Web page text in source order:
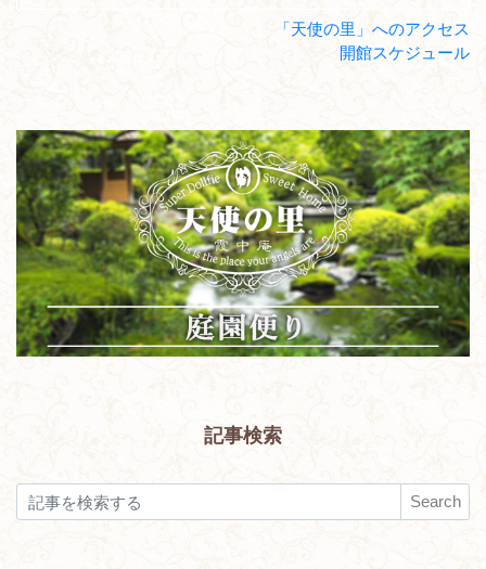
「天使の里」へのアクセス
開館スケジュール
記事検索
Search